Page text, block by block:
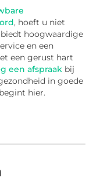
, hoeft u niet
biedt hoogwaardige
en een
een gerust hart
een afspraak bij
in goede
hier.